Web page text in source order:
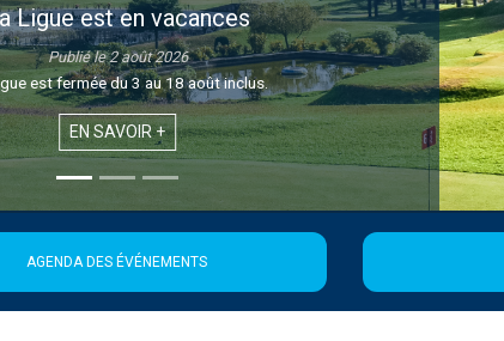
AGENDA DES ÉVÉNEMENTS